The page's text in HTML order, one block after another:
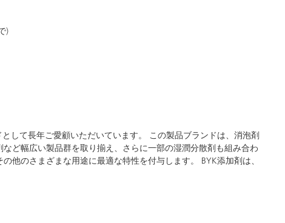
)
して長年ご愛顧いただいています。 この製品ブランドは、消泡剤
ど幅広い製品群を取り揃え、さらに一部の湿潤分散剤も組み合わ
他のさまざまな用途に最適な特性を付与します。 BYK添加剤は、